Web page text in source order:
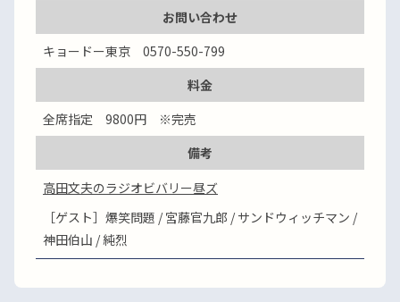
お問い合わせ
キョードー東京 0570-550-799
料金
全席指定 9800円 ※完売
備考
高田文夫のラジオビバリー昼ズ
［ゲスト］爆笑問題 / 宮藤官九郎 / サンドウィッチマン /
神田伯山 / 純烈